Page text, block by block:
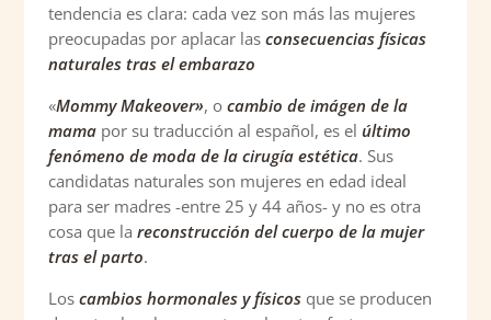
tendencia es clara: cada vez son más las mujeres
preocupadas por aplacar las consecuencias físicas
naturales tras el embarazo
«Mommy Makeover», o cambio de imágen de la
mamapor su traducción al español, es el último
fenómeno de moda de la cirugía estética. Sus
candidatas naturales son mujeres en edad ideal
para ser madres -entre 25 y 44 años- y no es otra
cosa que la reconstrucción del cuerpo de la mujer
tras el parto.
Los cambios hormonales y físicos que se producen